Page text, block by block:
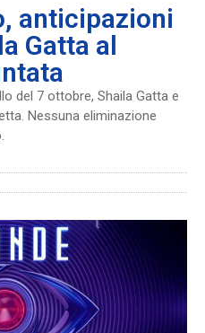
anticipazioni
Gatta al
del 7 ottobre, Shaila Gatta e
Nessuna eliminazione